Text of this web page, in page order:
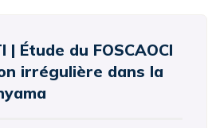
| Étude du FOSCAOCI
irrégulière dans la